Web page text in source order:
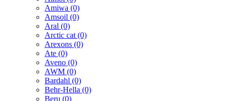
Amiwa (0)
Amsoil (0)
Aral (0)
Arctic cat (0)
Arexons (0)
Ate (0)
Aveno (0)
AWM (0)
Bardahl (0)
Behr-Hella (0)
Beru (0)